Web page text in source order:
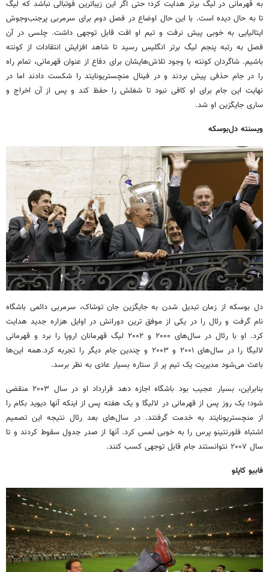
به قهرمانی در لیگ برتر هدایت کرد؛ حتی اگر این زیباترین فوتبالی نباشد که لیگ
تا به حال دیده است. با این حال اوضاع در فصل دوم برای سرمربی پرجنب‌وجوش
ایتالیایی به خوبی پیش نرفت و تیم او افت قابل توجهی داشت. چلسی در آن
فصل به رتبه پنجم لیگ برتر انگلیس رسید تا شاهد افزایش انتقادات از کونته
باشیم. شاگردان کونته با وجود تلاش‌هایشان برای دفاع از عنوان قهرمانی، تمام راه
را در جام حذفی پیش بردند و در فینال منچستریونایتد را شکست دادند اما در
نهایت این جام برای او کافی نبود تا شغلش را حفظ کند و پس از آن اخراج و
ساری جایگزین او شد.
ویسنته دل‌بوسکه
دل بوسکه از زمان تبدیل شدن به جایگزین جان توشاک، سرمربی دائمی باشگاه
نام گرفت و رئال را در یکی از موفق ترین دورانش در اوایل هزاره جدید هدایت
کرد. او با رئال در سال‌های ۲۰۰۰ و ۲۰۰۲ لیگ قهرمانان اروپا را برد و قهرمانی
لالیگا را در سال‌های ۲۰۰۱ و ۲۰۰۳ و چندین جام دیگر را تجربه کرد.همه این‌ها
باعث می‌شود مدیریت یک تیم پر از ستاره بسیار عادی به نظر برسد.
بنابراین، بسیار عجیب بود باشگاه اجازه دهد قرارداد او در سال ۲۰۰۳ منقضی
شود؛ یک روز پس از قهرمانی در لالیگا و یک هفته پس از اینکه آنها دیوید بکام را
از منچستریونایتد به خدمت گرفتند. در سال‌های بعد رئال نتیجه این تصمیم
اشتباه فلورنتینو پرس را به خوبی لمس کرد. آنها از صدر جدول سقوط کردند و تا
سال ۲۰۰۷ نتوانستند جام قابل توجهی کسب کنند.
فابیو کاپلو